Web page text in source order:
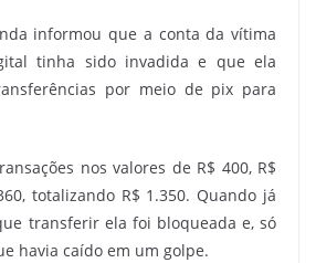
informou que a conta da vítima
tinha sido invadida e que ela
por meio de pix para
nos valores de R$ 400, R$
totalizando R$ 1.350. Quando já
transferir ela foi bloqueada e, só
havia caído em um golpe.